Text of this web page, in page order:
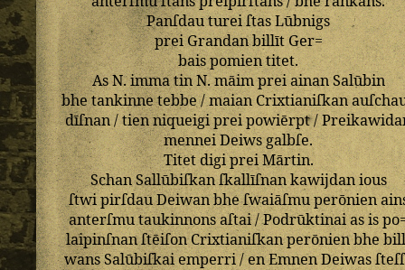
PanſdautureiſtasLūbnigs
preiGrandanbillītGer=
baispomien titet.
AsN.immatinN.māimpreiainanSalūbin
bhetankinnetebbe/maianCrixtianiſkan
dīſnan/tien niqueigipreipowiērpt/
mennei Deiws galbſe.
TitetdigipreiMārtin.
SchanSallūbiſkanſkallīſnankawijdanious
ſtwipirſdauDeiwanbheſwaiāſmuperōnien
anterſmutaukinnonsaſtai/Podrūktinaias is
laipinſnanſtēiſonCrixtianiſkanperōnien bhe
wansSalūbiſkai emperri/enEmnenDeiwas